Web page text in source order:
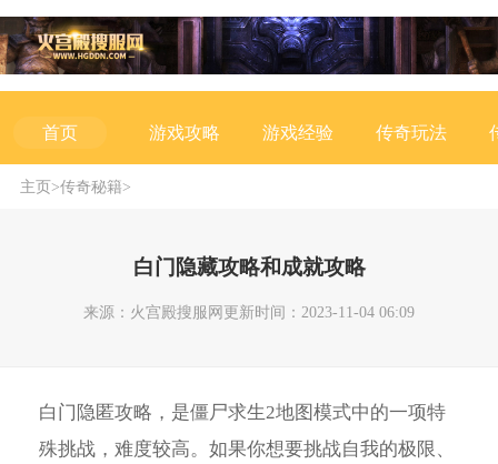
首页 游戏攻略 游戏经验 传奇玩法
主页>传奇秘籍>
白门隐藏攻略和成就攻略
来源：火宫殿搜服网更新时间：2023-11-04 06:09
白门隐匿攻略，是僵尸求生2地图模式中的一项特
殊挑战，难度较高。如果你想要挑战自我的极限、